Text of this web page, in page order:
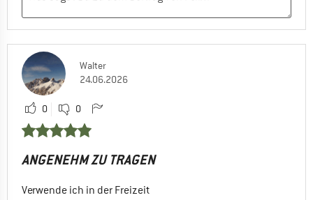
Walter
24.06.2026
0 0
ANGENEHM ZU TRAGEN
Verwende ich in der Freizeit